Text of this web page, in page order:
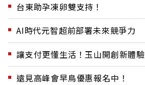
台東助孕凍卵雙支持！
AI時代元智超前部署未來競爭力
讓支付更懂生活！玉山開創新體驗
遠見高峰會早鳥優惠報名中！